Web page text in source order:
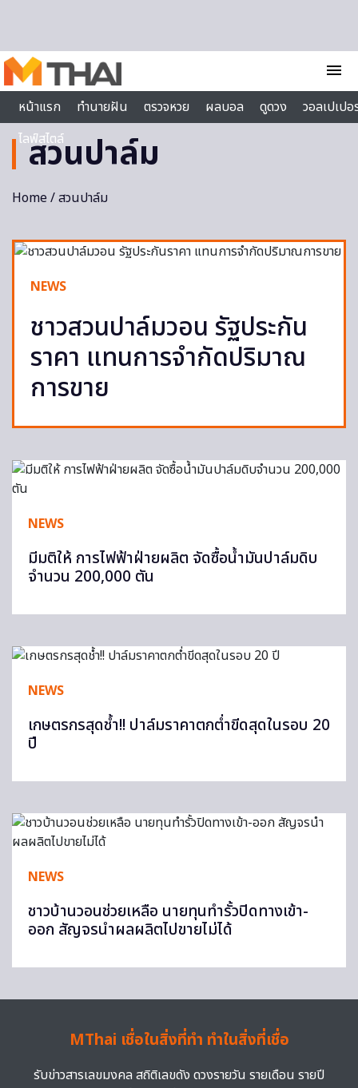
menu
หน้าแรก
ทำนายฝัน ตรวจหวย ผลบอล ดูดวง
วอลเปเป
ไลฟ์สไตล์
สวนปาล์ม
Home/ สวนปาล์ม
NEWS
ชาวสวนปาล์มวอน รัฐประกัน
ราคา แทนการจำกัดปริมาณ
การขาย
NEWS
มีมติให้ การไฟฟ้าฝ่ายผลิต จัดซื้อน้ำมันปาล์มดิบ
จำนวน 200,000 ตัน
NEWS
เกษตรกรสุดช้ำ!! ปาล์มราคาตกต่ำขีดสุดในรอบ 20
ปี
NEWS
ชาวบ้านวอนช่วยเหลือ นายทุนทำรั้วปิดทางเข้า-
ออก สัญจรนำผลผลิตไปขายไม่ได้
MThai เชื่อในสิ่งที่ทำ ทำในสิ่งที่เชื่อ
รับข่าวสารเลขมงคล สถิติเลขดัง ดวงรายวัน รายเดือน รายปี